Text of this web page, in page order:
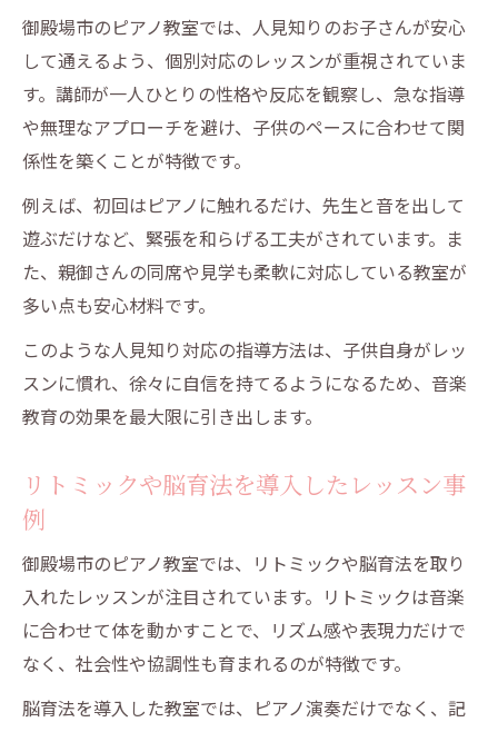
御殿場市のピアノ教室では、人見知りのお子さんが安心
して通えるよう、個別対応のレッスンが重視されていま
す。講師が一人ひとりの性格や反応を観察し、急な指導
や無理なアプローチを避け、子供のペースに合わせて関
係性を築くことが特徴です。
例えば、初回はピアノに触れるだけ、先生と音を出して
遊ぶだけなど、緊張を和らげる工夫がされています。ま
た、親御さんの同席や見学も柔軟に対応している教室が
多い点も安心材料です。
このような人見知り対応の指導方法は、子供自身がレッ
スンに慣れ、徐々に自信を持てるようになるため、音楽
教育の効果を最大限に引き出します。
リトミックや脳育法を導入したレッスン事
例
御殿場市のピアノ教室では、リトミックや脳育法を取り
入れたレッスンが注目されています。リトミックは音楽
に合わせて体を動かすことで、リズム感や表現力だけで
なく、社会性や協調性も育まれるのが特徴です。
脳育法を導入した教室では、ピアノ演奏だけでなく、記